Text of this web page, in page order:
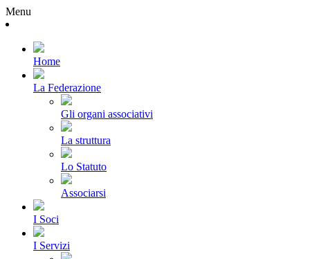
Menu
Home
La Federazione
Gli organi associativi
La struttura
Lo Statuto
Associarsi
I Soci
I Servizi